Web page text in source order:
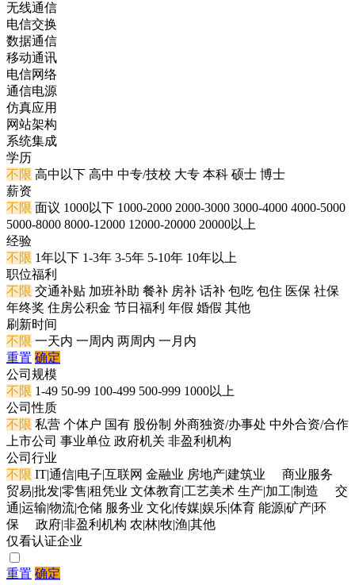
无线通信
电信交换
数据通信
移动通讯
电信网络
通信电源
仿真应用
网站架构
系统集成
学历
不限 高中以下 高中 中专/技校 大专 本科 硕士 博士
薪资
不限 面议 1000以下 1000-2000 2000-3000 3000-4000 4000-5000
5000-8000 8000-12000 12000-20000 20000以上
经验
不限 1年以下 1-3年 3-5年 5-10年 10年以上
职位福利
不限 交通补贴 加班补助 餐补 房补 话补 包吃 包住 医保 社保
年终奖 住房公积金 节日福利 年假 婚假 其他
刷新时间
不限 一天内 一周内 两周内 一月内
重置 确定
公司规模
不限 1-49 50-99 100-499 500-999 1000以上
公司性质
不限 私营 个体户 国有 股份制 外商独资/办事处 中外合资/合作
上市公司 事业单位 政府机关 非盈利机构
公司行业
不限 IT|通信|电子|互联网 金融业 房地产|建筑业
商业服务
贸易|批发|零售|租凭业 文体教育|工艺美术 生产|加工|制造
交
通|运输|物流|仓储 服务业 文化|传媒|娱乐|体育 能源|矿产|环
保
政府|非盈利机构 农|林|牧|渔|其他
仅看认证企业
重置 确定